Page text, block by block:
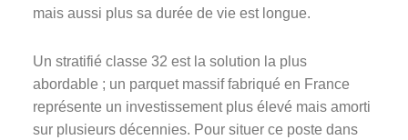
mais aussi plus sa durée de vie est longue.
Un stratifié classe 32 est la solution la plus
abordable ; un parquet massif fabriqué en France
représente un investissement plus élevé mais amorti
sur plusieurs décennies. Pour situer ce poste dans